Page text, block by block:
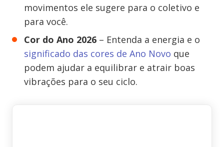
movimentos ele sugere para o coletivo e
para você.
Cor do Ano 2026 – Entenda a energia e o
significado das cores de Ano Novo que
podem ajudar a equilibrar e atrair boas
vibrações para o seu ciclo.